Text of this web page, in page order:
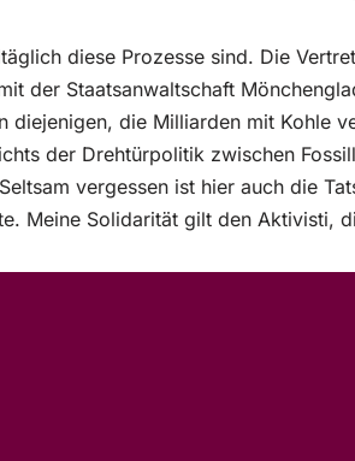
diese Prozesse sind. Die
der Staatsanwaltschaft
diejenigen, die Milliarden mit Kohle
der Drehtürpolitik zwischen
vergessen ist hier auch die
Meine Solidarität gilt den Aktivisti,